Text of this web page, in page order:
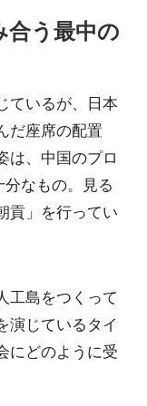
う最中の
ているが、日本
だ座席の配置
は、中国のプロ
なもの。見る
貢」を行ってい
工島をつくって
演じているタイ
にどのように受